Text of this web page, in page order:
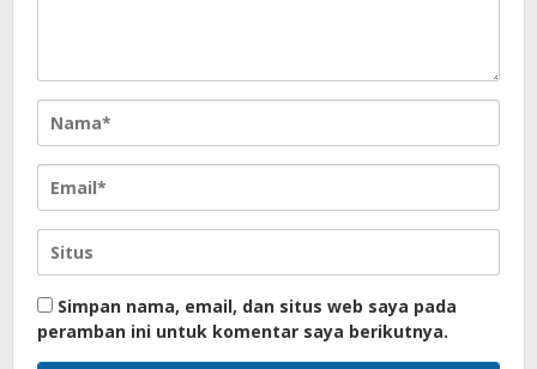
Simpan nama, email, dan situs web saya pada
peramban ini untuk komentar saya berikutnya.